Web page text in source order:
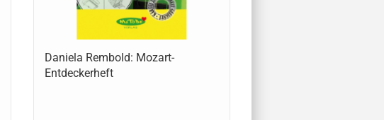
Daniela Rembold: Mozart-
Entdeckerheft